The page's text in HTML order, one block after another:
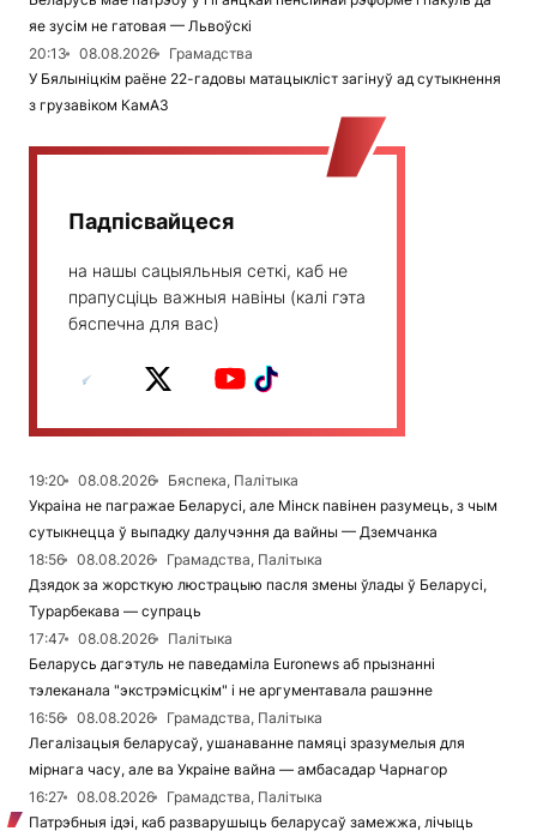
яе зусім не гатовая — Львоўскі
20:13
08.08.2026
Грамадства
У Бялыніцкім раёне 22-гадовы матацыкліст загінуў ад сутыкнення
з грузавіком КамАЗ
Падпісвайцеся
на нашы сацыяльныя сеткі, каб не
прапусціць важныя навіны (калі гэта
бяспечна для вас)
19:20 08.08.2026
Бяспека, Палітыка
Украіна не пагражае Беларусі, але Мінск павінен разумець, з чым
сутыкнецца ў выпадку далучэння да вайны — Дземчанка
18:56
08.08.2026
Грамадства, Палітыка
Дзядок за жорсткую люстрацыю пасля змены ўлады ў Беларусі,
Турарбекава — супраць
17:47
08.08.2026
Палітыка
Беларусь дагэтуль не паведаміла Euronews аб прызнанні
тэлеканала "экстрэмісцкім" і не аргументавала рашэнне
16:56
08.08.2026
Грамадства, Палітыка
Легалізацыя беларусаў, ушанаванне памяці зразумелыя для
мірнага часу, але ва Украіне вайна — амбасадар Чарнагор
16:27
08.08.2026
Грамадства, Палітыка
Патрэбныя ідэі, каб разварушыць беларусаў замежжа, лічыць